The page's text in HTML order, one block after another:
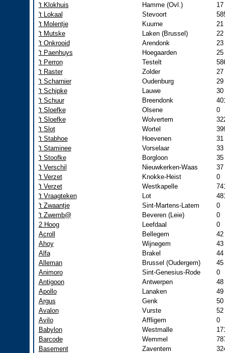
't Klokhuis
Hamme (Ovl.)
17
't Lokaal
Stevoort
't Molentje
Kuurne
21
't Mutske
Laken (Brussel)
22
't Onkrooid
Arendonk
23
't Paenhuys
Hoegaarden
25
't Perron
Testelt
't Raster
Zolder
27
't Scharnier
Oudenburg
29
't Schipke
Lauwe
30
't Schuur
Breendonk
't Sloefke
Olsene
0
't Sloefke
Wolvertem
't Slot
Wortel
't Stabhoe
Hoevenen
31
't Staminee
Vorselaar
33
't Stoofke
Borgloon
35
't Verschil
Nieuwkerken-Waas
37
't Verzet
Knokke-Heist
0
't Verzet
Westkapelle
't Vraagteken
Lot
't Zwaantje
Sint-Martens-Latem
0
't Zwemb@
Beveren (Leie)
0
2 Hoog
Leefdaal
0
Acroll
Bellegem
42
Ahoy
Wijnegem
43
Alfa
Brakel
44
Alleman
Brussel (Oudergem)
45
Animoro
Sint-Genesius-Rode
0
Antigoon
Antwerpen
48
Apollo
Lanaken
49
Argus
Genk
50
Avalon
Vurste
52
Avilo
Affligem
0
Babylon
Westmalle
Barcode
Wemmel
Basement
Zaventem